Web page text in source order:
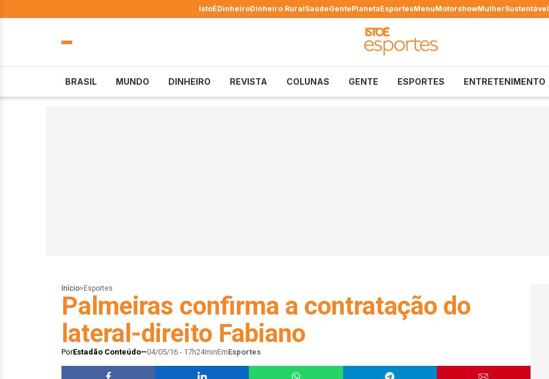
IstoÉDinheiroDinheiro RuralSaúdeGentePlanetaEsportesMenuMotorshowMulherSustentável
BRASIL MUNDO DINHEIRO REVISTA COLUNAS GENTE ESPORTES ENTRETENIMENTO
Início> Esportes
Palmeiras confirma a contratação do
lateral-direito Fabiano
PorEstadão Conteúdo 04/05/16 - 17h24minEmEsportes